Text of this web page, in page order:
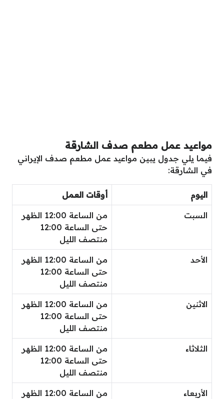
مواعيد عمل مطعم صدف الشارقة
فيما يلي جدول يبين مواعيد عمل مطعم صدف الإيراني
في الشارقة:
اليوم أوقات العمل
السبت
من الساعة 12:00 الظهر
حتى الساعة 12:00
منتصف الليل
الأحد
من الساعة 12:00 الظهر
حتى الساعة 12:00
منتصف الليل
الاثنين
من الساعة 12:00 الظهر
حتى الساعة 12:00
منتصف الليل
الثلاثاء
من الساعة 12:00 الظهر
حتى الساعة 12:00
منتصف الليل
الأربعاء
من الساعة 12:00 الظهر